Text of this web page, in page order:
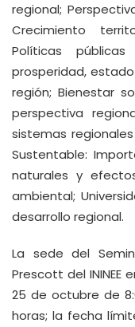
regional;
Crecimiento
Políticas
prosperidad,
región; Bienestar
perspectiva
sistemas
Sustentable:
naturales y
ambiental;
desarrollo regional.
La sede del
Prescott del ININEE
25 de octubre de
horas; la fecha